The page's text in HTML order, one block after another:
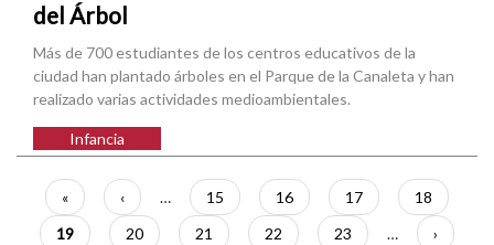
del Árbol
Más de 700 estudiantes de los centros educativos de la
ciudad han plantado árboles en el Parque de la Canaleta y han
realizado varias actividades medioambientales.
Infancia
Paginación
Primera
página
«
Página
anterior
‹ … Página
15 Página
16 Página
17 Página
18
Página
19 Página
20 Página
21 Página
22 Página
23 …
›